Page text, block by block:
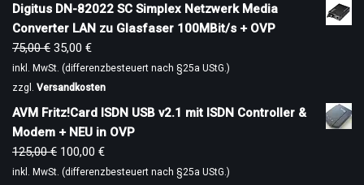
Digitus DN-82022 SC Simplex Netzwerk Media
Converter LAN zu Glasfaser 100MBit/s + OVP
75,00€ 35,00 €
inkl. MwSt. (differenzbesteuert nach §25a UStG.)
zzgl. Versandkosten
AVM Fritz!Card ISDN USB v2.1 mit ISDN Controller &
Modem + NEU in OVP
125,00€ 100,00 €
inkl. MwSt. (differenzbesteuert nach §25a UStG.)